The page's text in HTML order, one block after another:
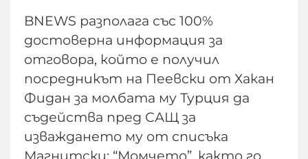
BNEWS разполага със 100%
достоверна информация за
отговора, който е получил
посредникът на Пеевски от Хакан
Фидан за молбата му Турция да
съдейства пред САЩ за
изваждането му от списъка
Магнитски: “Момчето”, както го